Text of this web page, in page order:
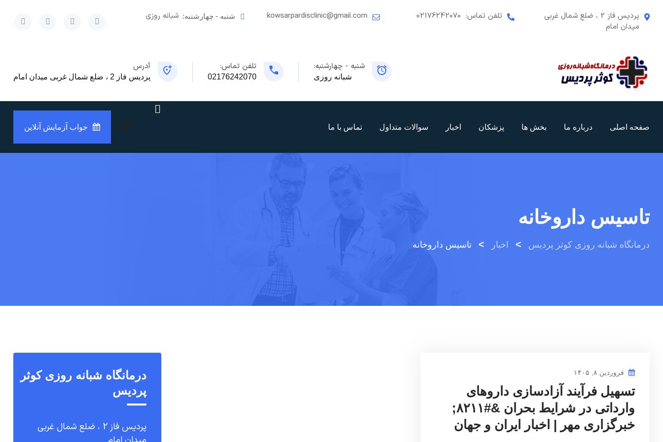
پردیس فاز 2 ، ضلع شمال غربی
میدان امام
تلفن تماس: 02176242070
kowsarpardisclinic@gmail.com شنبه - چهارشنبه:شبانه روزی
شنبه - چهارشنبه:
شبانه روزی
تلفن تماس:
02176242070
آدرس
پردیس فاز 2 ، ضلع شمال غربی میدان امام
صفحه اصلی درباره ما بخش ها پزشکان اخبار سوالات متداول تماس با ما جواب آزمایش آنلاین
تاسیس داروخانه
درمانگاه شبانه روزی کوثر پردیس > اخبار > تاسیس داروخانه
فروردین ۸, ۱۴۰۵
تسهیل فرآیند آزادسازی داروهای
وارداتی در شرایط بحران &#۸۲۱۱;
خبرگزاری مهر | اخبار ایران و جهان
درمانگاه شبانه روزی کوثر
پردیس
پردیس فاز 2 ، ضلع شمال غربی